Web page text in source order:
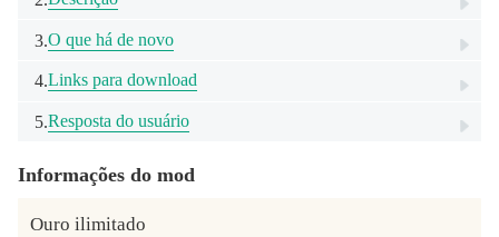
3.O que há de novo
4.Links para download
5.Resposta do usuário
Informações do mod
Ouro ilimitado